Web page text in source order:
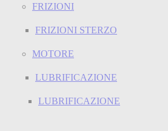
FRIZIONI
FRIZIONI STERZO
MOTORE
LUBRIFICAZIONE
LUBRIFICAZIONE